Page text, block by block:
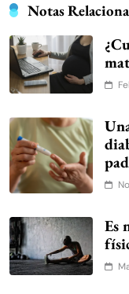
Notas
Es